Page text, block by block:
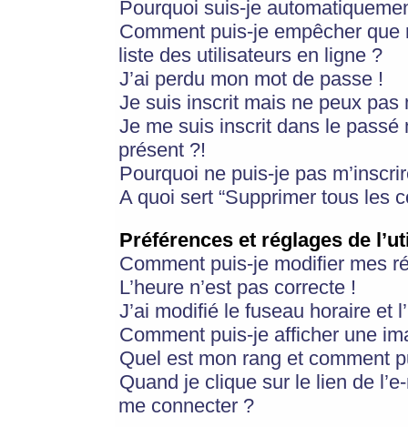
Pourquoi suis-je
Comment puis-je empêcher
liste des utilisateurs en ligne ?
J’ai perdu mon mot de passe !
Je suis inscrit mais ne peux pas
Je me suis inscrit dans le
présent ?!
Pourquoi ne puis-je pas
A quoi sert “Supprimer tous les
Préférences et réglages de
Comment puis-je modifier mes
L’heure n’est pas correcte !
J’ai modifié le fuseau horaire et
Comment puis-je afficher une
Quel est mon rang et comment
Quand je clique sur le lien de
me connecter ?